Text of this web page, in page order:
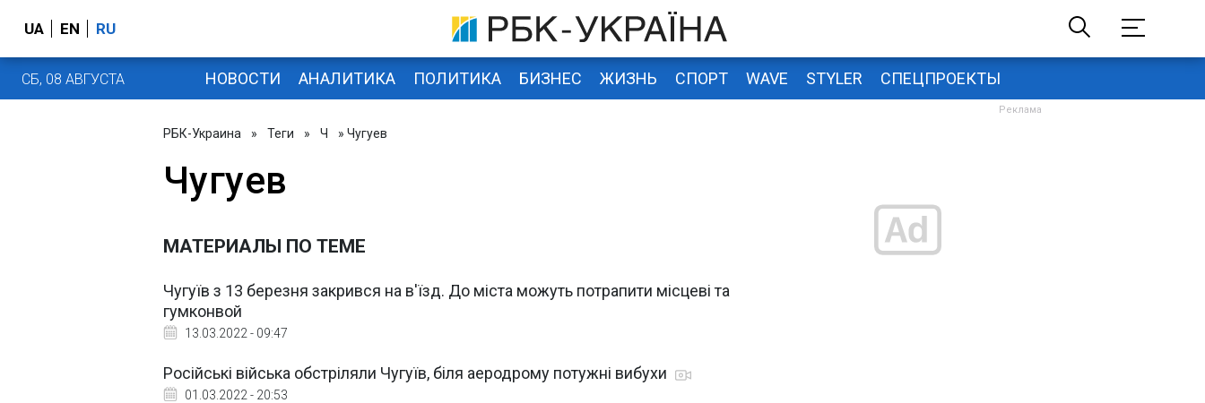
UA EN RU
СБ, 08 АВГУСТА НОВОСТИ АНАЛИТИКА ПОЛИТИКА БИЗНЕС ЖИЗНЬ СПОРТ WAVE STYLER СПЕЦПРОЕКТЫ
РБК-Украина » Теги » Ч » Чугуев
Чугуев
МАТЕРИАЛЫ ПО ТЕМЕ
Чугуїв з 13 березня закрився на в'їзд. До міста можуть потрапити місцеві та
гумконвой
13.03.2022 - 09:47
Російські війська обстріляли Чугуїв, біля аеродрому потужні вибухи
01.03.2022 - 20:53